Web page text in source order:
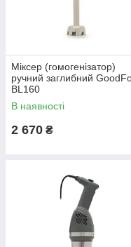
Міксер (гомогенізатор)
ручний заглибний
BL160
BLACK/CARAMEL/WHITE
В наявності
2 670 ₴